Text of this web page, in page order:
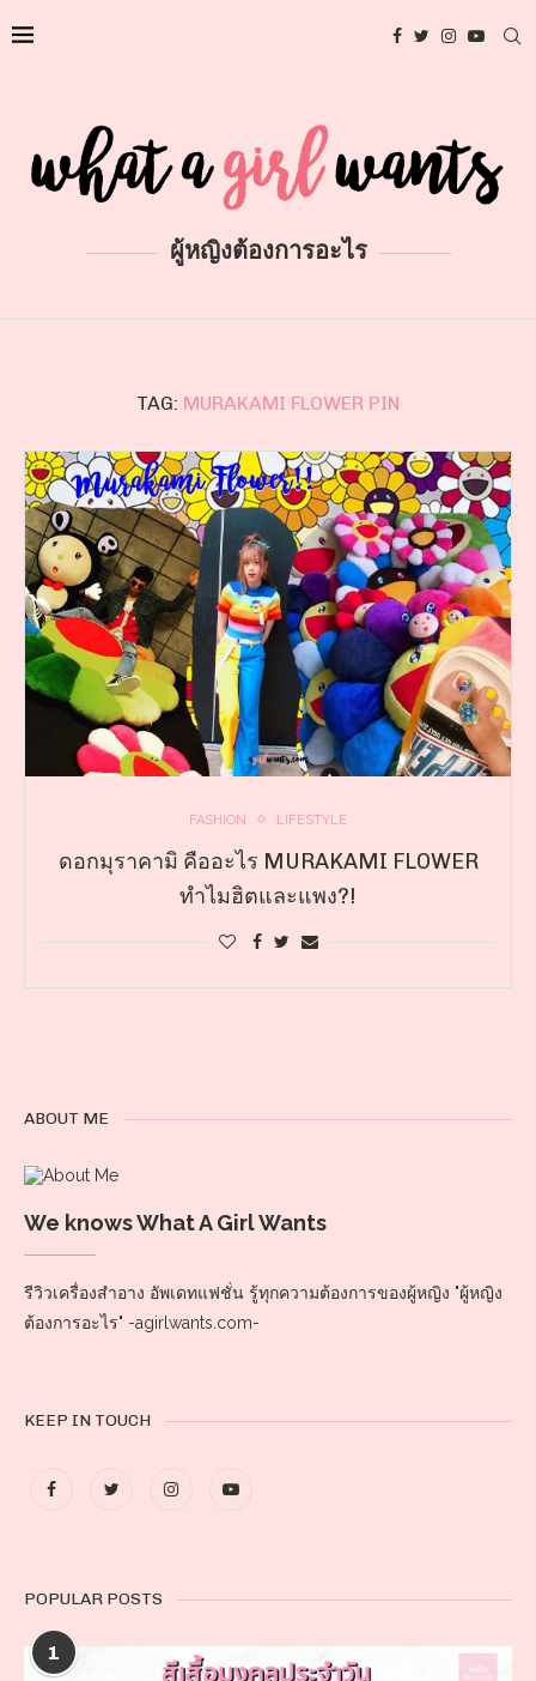
ผู้หญิงต้องการอะไร
TAG: MURAKAMI FLOWER PIN
FASHION LIFESTYLE
ดอกมุราคามิ คืออะไร MURAKAMI FLOWER
ทำไมฮิตและแพง?!
ABOUT ME
We knows What A Girl Wants
รีวิวเครื่องสำอาง อัพเดทแฟชั่น รู้ทุกความต้องการของผู้หญิง "ผู้หญิง
ต้องการอะไร" -agirlwants.com-
KEEP IN TOUCH
POPULAR POSTS
1